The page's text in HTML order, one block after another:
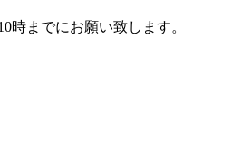
時までにお願い致します。